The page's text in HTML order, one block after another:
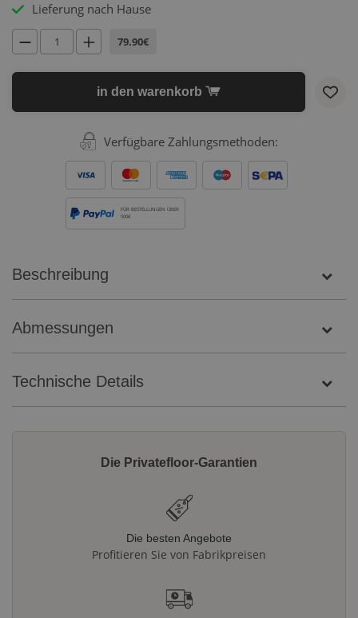
Lieferung nach Hause
79.90€
in den warenkorb
Verfügbare Zahlungsmethoden:
FÜR BESTELLUNGEN ÜBER
500€
Beschreibung
Abmessungen
Technische Details
Die Privatefloor-Garantien
Die besten Angebote
Profitieren Sie von Fabrikpreisen